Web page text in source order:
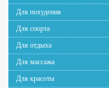
Для похудения
Для спорта
Для отдыха
Для массажа
Для красоты